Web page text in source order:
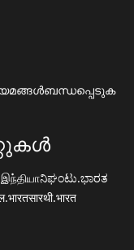
ബന്ധപ്പെടുക
ನಿಘಂಟು.ಭಾರತ
सारथी.भारत